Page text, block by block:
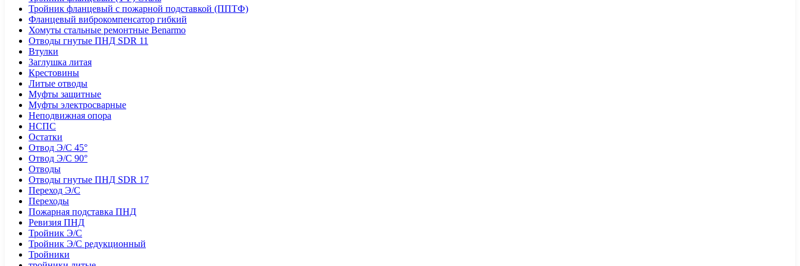
Тройник фланцевый с пожарной подставкой (ППТФ)
Фланцевый виброкомпенсатор гибкий
Хомуты стальные ремонтные Benarmo
Отводы гнутые ПНД SDR 11
Втулки
Заглушка литая
Крестовины
Литые отводы
Муфты защитные
Муфты электросварные
Неподвижная опора
НСПС
Остатки
Отвод Э/С 45°
Отвод Э/С 90°
Отводы
Отводы гнутые ПНД SDR 17
Переход Э/С
Переходы
Пожарная подставка ПНД
Ревизия ПНД
Тройник Э/С
Тройник Э/С редукционный
Тройники